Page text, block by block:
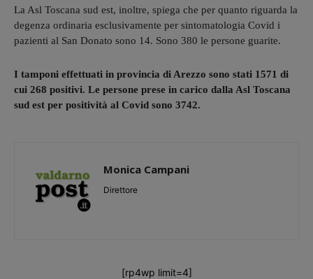
La Asl Toscana sud est, inoltre, spiega che per quanto riguarda la
degenza ordinaria esclusivamente per sintomatologia Covid i
pazienti al San Donato sono 14. Sono 380 le persone guarite.
I tamponi effettuati in provincia di Arezzo sono stati 1571 di
cui 268 positivi. Le persone prese in carico dalla Asl Toscana
sud est per positività al Covid sono 3742.
Monica Campani
Direttore
[rp4wp limit=4]